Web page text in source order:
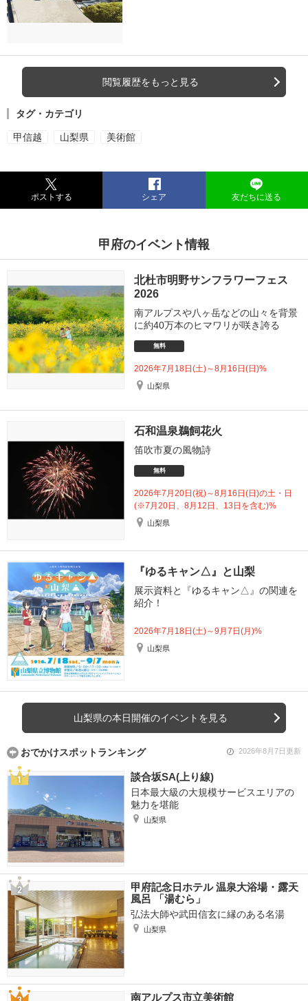
閲覧履歴をもっと見る
タグ・カテゴリ
甲信越 山梨県 美術館
ポストする シェア 友だちに送る
甲府のイベント情報
北杜市明野サンフラワーフェス
2026
南アルプスや八ヶ岳などの山々を背景
に約40万本のヒマワリが咲き誇る
無料
2026年7月18日(土)～8月16日(日)%
山梨県
石和温泉鵜飼花火
笛吹市夏の風物詩
無料
2026年7月20日(祝)～8月16日(日)の土・日
(※7月20日、8月12日、13日を含む)%
山梨県
『ゆるキャン△』と山梨
展示資料と『ゆるキャン△』の関連を
紹介！
2026年7月18日(土)～9月7日(月)%
山梨県
山梨県の本日開催のイベントを見る
おでかけスポットランキング 2026年8月7日更新
談合坂SA(上り線)
日本最大級の大規模サービスエリアの
魅力を堪能
山梨県
甲府記念日ホテル 温泉大浴場・露天
風呂 「湯むら」
弘法大師や武田信玄に縁のある名湯
山梨県
南アルプス市立美術館